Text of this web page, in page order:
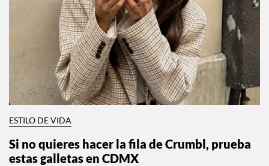
ESTILO DE VIDA
Si no quieres hacer la fila de Crumbl, prueba
estas galletas en CDMX